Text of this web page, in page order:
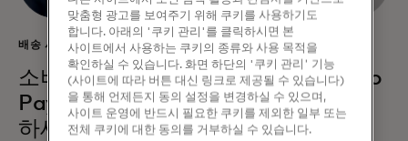
배송 시 결제
소비자가 현금 없이도 문앞에서 Tap to
Pay로 배송비를 결제할 수 있도록
하세요.
맞춤형 광고를 보여주기 위해 쿠키를 사용하기도
합니다. 아래의 '쿠키 관리'를 클릭하시면 본
사이트에서 사용하는 쿠키의 종류와 사용 목적을
확인하실 수 있습니다. 화면 하단의 '쿠키 관리' 기능
(사이트에 따라 버튼 대신 링크로 제공될 수 있습니다)
을 통해 언제든지 동의 설정을 변경하실 수 있으며,
사이트 운영에 반드시 필요한 쿠키를 제외한 일부 또는
전체 쿠키에 대한 동의를 거부하실 수 있습니다.